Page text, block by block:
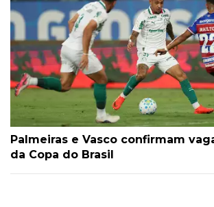
Palmeiras e Vasco confirmam
da Copa do Brasil